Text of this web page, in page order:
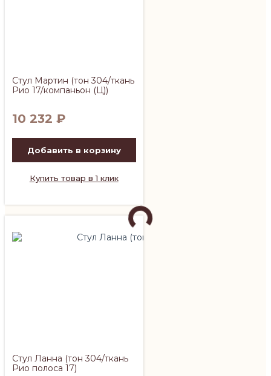
Стул Мартин (тон 304/ткань
Рио 17/компаньон (Ц))
10 232 ₽
Добавить в корзину
Купить товар в 1 клик
Стул Ланна (тон 304/ткань
Рио полоса 17)